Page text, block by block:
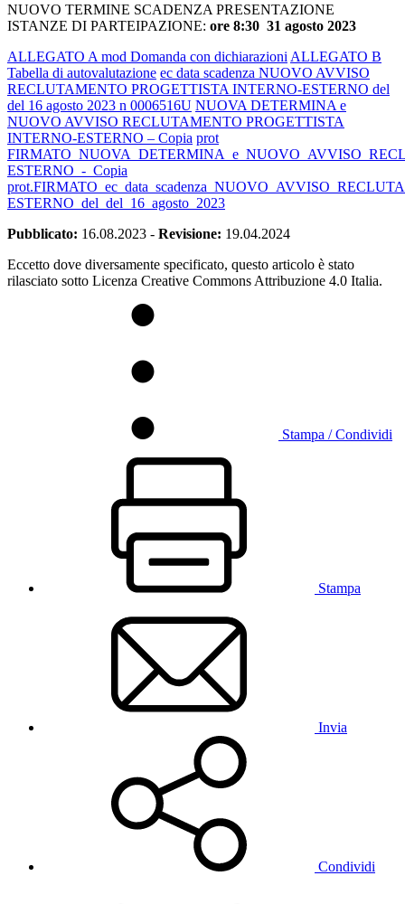
NUOVO TERMINE SCADENZA PRESENTAZIONE
ISTANZE DI PARTEIPAZIONE: ore 8:30 31 agosto 2023
ALLEGATO A mod Domanda con dichiarazioni ALLEGATO B
Tabella di autovalutazione ec data scadenza NUOVO AVVISO
RECLUTAMENTO PROGETTISTA INTERNO-ESTERNO del
del 16 agosto 2023 n 0006516U NUOVA DETERMINA e
NUOVO AVVISO RECLUTAMENTO PROGETTISTA
INTERNO-ESTERNO – Copia prot
ESTERNO_-_Copia
ESTERNO_del_del_16_agosto_2023
Pubblicato: 16.08.2023 - Revisione: 19.04.2024
Eccetto dove diversamente specificato, questo articolo è stato
rilasciato sotto Licenza Creative Commons Attribuzione 4.0 Italia.
Stampa / Condividi
Stampa
Invia
Condividi